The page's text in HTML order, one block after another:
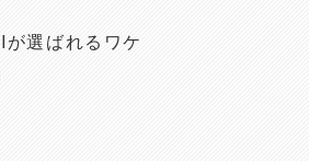
選ばれるワケ